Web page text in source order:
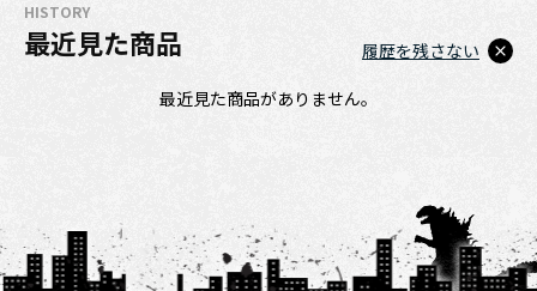
HISTORY
最近見た商品
最近見た商品がありません。
履歴を残さない